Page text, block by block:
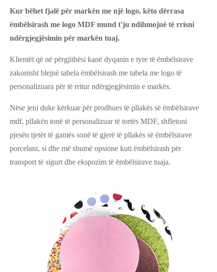
Kur bëhet fjalë për markën me një logo, këto dërrasa
ëmbëlsirash me logo MDF mund t'ju ndihmojnë të rrisni
ndërgjegjësimin për markën tuaj.
Klientët që në përgjithësi kanë dyqanin e tyre të ëmbëlsirave
zakonisht blejnë tabela ëmbëlsirash me tabela me logo të
personalizuara për të rritur ndërgjegjësimin e markës.
Nëse jeni duke kërkuar për prodhues të pllakës së ëmbëlsirave
mdf, pllakën tonë të personalizuar të tortës MDF, shfletoni
pjesën tjetër të gamës sonë të gjerë të pllakës së ëmbëlsirave
porcelani, si dhe më shumë opsione kuti ëmbëlsirash për
transport të sigurt dhe ekspozim të ëmbëlsirave tuaja.